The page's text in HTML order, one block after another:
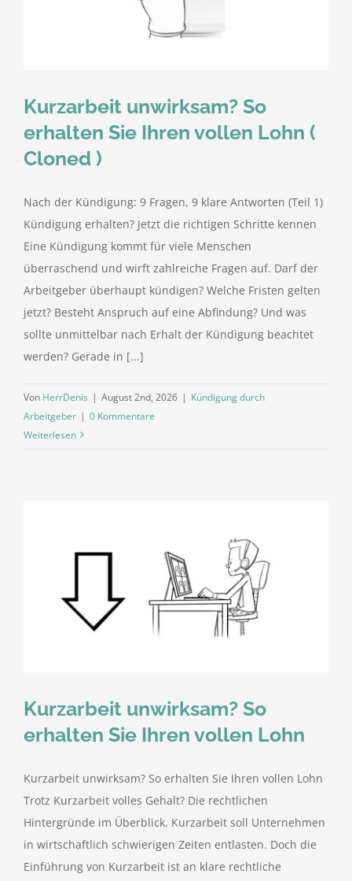
Blog
Datenschutzerklärung
Kurzarbeit unwirksam? So
erhalten Sie Ihren vollen Lohn (
Cloned )
Nach der Kündigung: 9 Fragen, 9 klare Antworten (Teil 1)
Kündigung erhalten? Jetzt die richtigen Schritte kennen
Eine Kündigung kommt für viele Menschen
überraschend und wirft zahlreiche Fragen auf. Darf der
Arbeitgeber überhaupt kündigen? Welche Fristen gelten
jetzt? Besteht Anspruch auf eine Abfindung? Und was
sollte unmittelbar nach Erhalt der Kündigung beachtet
werden? Gerade in [...]
Von HerrDenis | August 2nd, 2026 | Kündigung durch
Arbeitgeber | 0 Kommentare
Weiterlesen
Kurzarbeit unwirksam? So
erhalten Sie Ihren vollen Lohn
Kurzarbeit unwirksam? So erhalten Sie Ihren vollen Lohn
Trotz Kurzarbeit volles Gehalt? Die rechtlichen
Hintergründe im Überblick. Kurzarbeit soll Unternehmen
in wirtschaftlich schwierigen Zeiten entlasten. Doch die
Einführung von Kurzarbeit ist an klare rechtliche